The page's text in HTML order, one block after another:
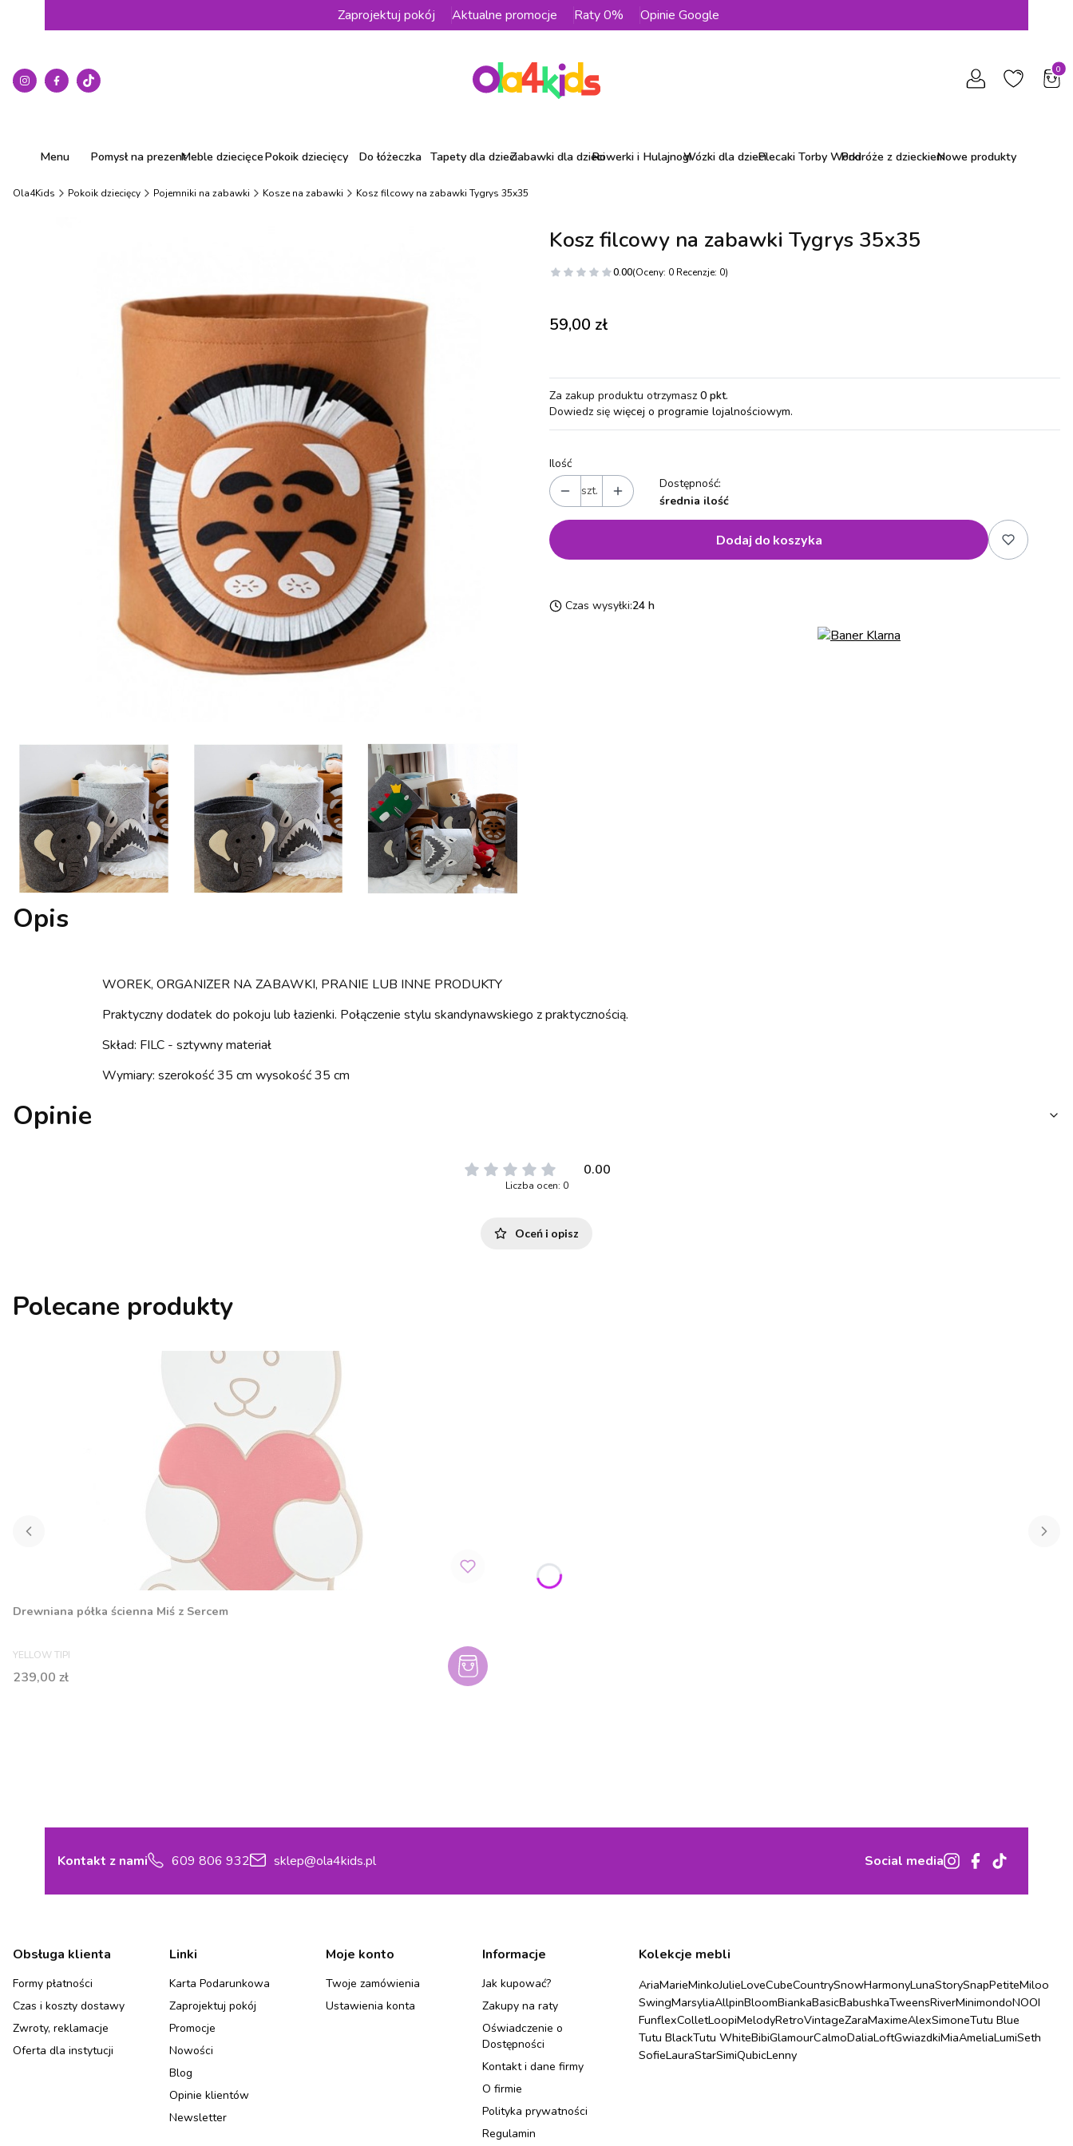
Zaprojektuj pokój Aktualne promocje Raty 0% Opinie Google
Menu Pomysł na prezentMeble dziecięcePokoik dziecięcy Do łóżeczka Tapety dla dzieciZabawki dla dzieciRowerki i HulajnogiWózki dla dzieciPlecaki Torby WorkiPodróże z dzieckiemNowe produkty
Ola4Kids Pokoik dziecięcy Pojemniki na zabawki Kosze na zabawki Kosz filcowy na zabawki Tygrys 35x35
Kosz filcowy na zabawki Tygrys 35x35
0.00(Oceny: 0 Recenzje: 0)
Cena
59,00 zł
Za zakup produktu otrzymasz 0 pkt.
Dowiedz się więcej o programie lojalnościowym.
Ilość
szt.
Dostępność:
średnia ilość
Dodaj do koszyka
Czas wysyłki:24 h
Opis
WOREK, ORGANIZER NA ZABAWKI, PRANIE LUB INNE PRODUKTY
Praktyczny dodatek do pokoju lub łazienki. Połączenie stylu skandynawskiego z praktycznością.
Skład: FILC - sztywny materiał
Wymiary: szerokość 35 cm wysokość 35 cm
Opinie
0.00
Liczba ocen: 0
Oceń i opisz
Polecane produkty
Drewniana półka ścienna Miś z Sercem
PRODUCENT
YELLOW TIPI
Cena
239,00 zł
Kontakt z nami 609 806 932 sklep@ola4kids.pl Social media
Linki w stopce
Obsługa klienta
Formy płatności
Czas i koszty dostawy
Zwroty, reklamacje
Oferta dla instytucji
Linki
Karta Podarunkowa
Zaprojektuj pokój
Promocje
Nowości
Blog
Opinie klientów
Newsletter
Moje konto
Twoje zamówienia
Ustawienia konta
Informacje
Jak kupować?
Zakupy na raty
Oświadczenie o
Dostępności
Kontakt i dane firmy
O firmie
Polityka prywatności
Regulamin
Kolekcje mebli
AriaMarieMinkoJulieLoveCubeCountrySnowHarmonyLunaStorySnapPetiteMiloo
SwingMarsyliaAllpinBloomBiankaBasicBabushkaTweensRiverMinimondoNOOI
FunflexColletLoopiMelodyRetroVintageZaraMaximeAlexSimoneTutu Blue
Tutu BlackTutu WhiteBibiGlamourCalmoDaliaLoftGwiazdkiMiaAmeliaLumiSeth
SofieLauraStarSimiQubicLenny